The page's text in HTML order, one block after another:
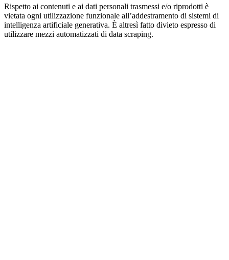
Rispetto ai contenuti e ai dati personali trasmessi e/o riprodotti è
vietata ogni utilizzazione funzionale all’addestramento di sistemi di
intelligenza artificiale generativa. È altresì fatto divieto espresso di
utilizzare mezzi automatizzati di data scraping.